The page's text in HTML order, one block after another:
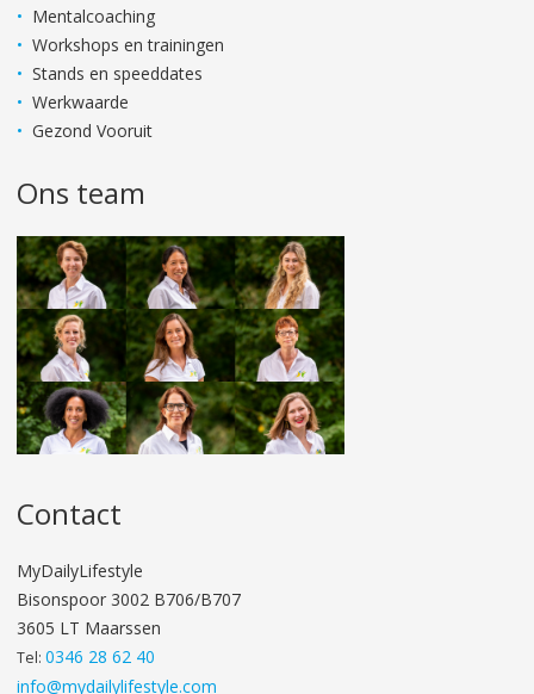
Mentalcoaching
Workshops en trainingen
Stands en speeddates
Werkwaarde
Gezond Vooruit
Ons team
Contact
MyDailyLifestyle
Bisonspoor 3002 B706/B707
3605 LT Maarssen
Tel: 0346 28 62 40
info@mydailylifestyle.com